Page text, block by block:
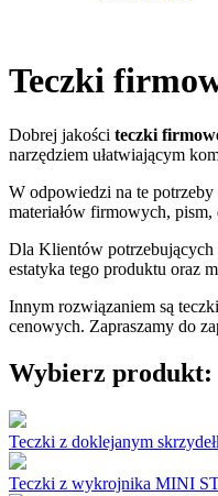
Teczki
Dobrej jakości teczki
narzędziem ułatwiającym
W odpowiedzi na te
materiałów firmowych,
Dla Klientów potrzebujących
estatyka tego produktu oraz
Innym rozwiązaniem są
cenowych. Zapraszamy do
Wybierz produkt:
Teczki z doklejanym
Teczki z wykrojnika MINI